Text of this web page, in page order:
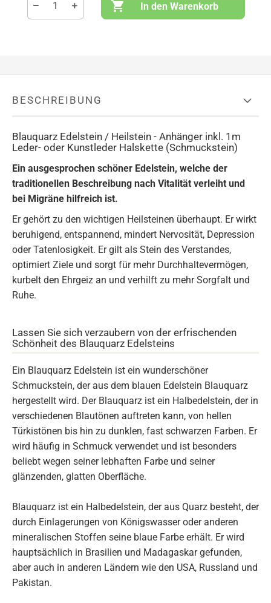
In den Warenkorb
BESCHREIBUNG
Blauquarz Edelstein / Heilstein - Anhänger inkl. 1m
Leder- oder Kunstleder Halskette (Schmuckstein)
Ein ausgesprochen schöner Edelstein, welche der
traditionellen Beschreibung nach Vitalität verleiht und
bei Migräne hilfreich ist.
Er gehört zu den wichtigen Heilsteinen überhaupt. Er wirkt
beruhigend, entspannend, mindert Nervosität, Depression
oder Tatenlosigkeit. Er gilt als Stein des Verstandes,
optimiert Ziele und sorgt für mehr Durchhaltevermögen,
kurbelt den Ehrgeiz an und verhilft zu mehr Sorgfalt und
Ruhe.
Lassen Sie sich verzaubern von der erfrischenden
Schönheit des Blauquarz Edelsteins
Ein Blauquarz Edelstein ist ein wunderschöner
Schmuckstein, der aus dem blauen Edelstein Blauquarz
hergestellt wird. Der Blauquarz ist ein Halbedelstein, der in
verschiedenen Blautönen auftreten kann, von hellen
Türkistönen bis hin zu dunklen, fast schwarzen Farben. Er
wird häufig in Schmuck verwendet und ist besonders
beliebt wegen seiner lebhaften Farbe und seiner
glänzenden, glatten Oberfläche.
Blauquarz ist ein Halbedelstein, der aus Quarz besteht, der
durch Einlagerungen von Königswasser oder anderen
mineralischen Stoffen seine blaue Farbe erhält. Er wird
hauptsächlich in Brasilien und Madagaskar gefunden,
aber auch in anderen Ländern wie den USA, Russland und
Pakistan.